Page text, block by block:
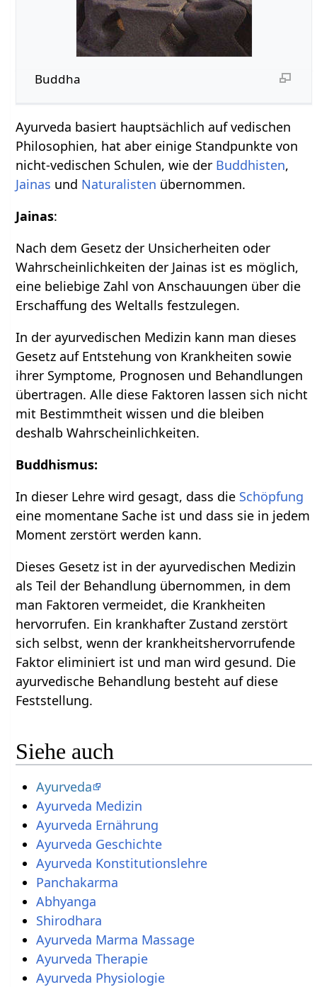
Buddha
Ayurveda basiert hauptsächlich auf vedischen
Philosophien, hat aber einige Standpunkte von
nicht-vedischen Schulen, wie der Buddhisten,
Jainas und Naturalisten übernommen.
Jainas:
Nach dem Gesetz der Unsicherheiten oder
Wahrscheinlichkeiten der Jainas ist es möglich,
eine beliebige Zahl von Anschauungen über die
Erschaffung des Weltalls festzulegen.
In der ayurvedischen Medizin kann man dieses
Gesetz auf Entstehung von Krankheiten sowie
ihrer Symptome, Prognosen und Behandlungen
übertragen. Alle diese Faktoren lassen sich nicht
mit Bestimmtheit wissen und die bleiben
deshalb Wahrscheinlichkeiten.
Buddhismus:
In dieser Lehre wird gesagt, dass die Schöpfung
eine momentane Sache ist und dass sie in jedem
Moment zerstört werden kann.
Dieses Gesetz ist in der ayurvedischen Medizin
als Teil der Behandlung übernommen, in dem
man Faktoren vermeidet, die Krankheiten
hervorrufen. Ein krankhafter Zustand zerstört
sich selbst, wenn der krankheitshervorrufende
Faktor eliminiert ist und man wird gesund. Die
ayurvedische Behandlung besteht auf diese
Feststellung.
Siehe auch
Ayurveda
Ayurveda Medizin
Ayurveda Ernährung
Ayurveda Geschichte
Ayurveda Konstitutionslehre
Panchakarma
Abhyanga
Shirodhara
Ayurveda Marma Massage
Ayurveda Therapie
Ayurveda Physiologie